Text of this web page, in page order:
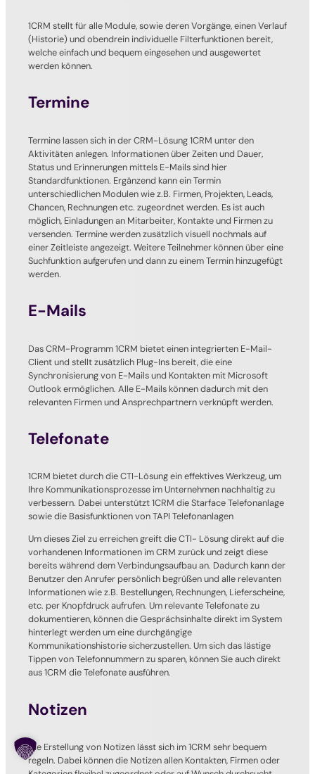
1CRM stellt für alle Module, sowie deren Vorgänge, einen Verlauf
(Historie) und obendrein individuelle Filterfunktionen bereit,
welche einfach und bequem eingesehen und ausgewertet
werden können.
Termine
Termine lassen sich in der CRM-Lösung 1CRM unter den
Aktivitäten anlegen. Informationen über Zeiten und Dauer,
Status und Erinnerungen mittels E-Mails sind hier
Standardfunktionen. Ergänzend kann ein Termin
unterschiedlichen Modulen wie z.B. Firmen, Projekten, Leads,
Chancen, Rechnungen etc. zugeordnet werden. Es ist auch
möglich, Einladungen an Mitarbeiter, Kontakte und Firmen zu
versenden. Termine werden zusätzlich visuell nochmals auf
einer Zeitleiste angezeigt. Weitere Teilnehmer können über eine
Suchfunktion aufgerufen und dann zu einem Termin hinzugefügt
werden.
E-Mails
Das CRM-Programm 1CRM bietet einen integrierten E-Mail-
Client und stellt zusätzlich Plug-Ins bereit, die eine
Synchronisierung von E-Mails und Kontakten mit Microsoft
Outlook ermöglichen. Alle E-Mails können dadurch mit den
relevanten Firmen und Ansprechpartnern verknüpft werden.
Telefonate
1CRM bietet durch die CTI-Lösung ein effektives Werkzeug, um
Ihre Kommunikationsprozesse im Unternehmen nachhaltig zu
verbessern. Dabei unterstützt 1CRM die Starface Telefonanlage
sowie die Basisfunktionen von TAPI Telefonanlagen
Um dieses Ziel zu erreichen greift die CTI- Lösung direkt auf die
vorhandenen Informationen im CRM zurück und zeigt diese
bereits während dem Verbindungsaufbau an. Dadurch kann der
Benutzer den Anrufer persönlich begrüßen und alle relevanten
Informationen wie z.B. Bestellungen, Rechnungen, Lieferscheine,
etc. per Knopfdruck aufrufen. Um relevante Telefonate zu
dokumentieren, können die Gesprächsinhalte direkt im System
hinterlegt werden um eine durchgängige
Kommunikationshistorie sicherzustellen. Um sich das lästige
Tippen von Telefonnummern zu sparen, können Sie auch direkt
aus 1CRM die Telefonate ausführen.
Notizen
Die Erstellung von Notizen lässt sich im 1CRM sehr bequem
regeln. Dabei können die Notizen allen Kontakten, Firmen oder